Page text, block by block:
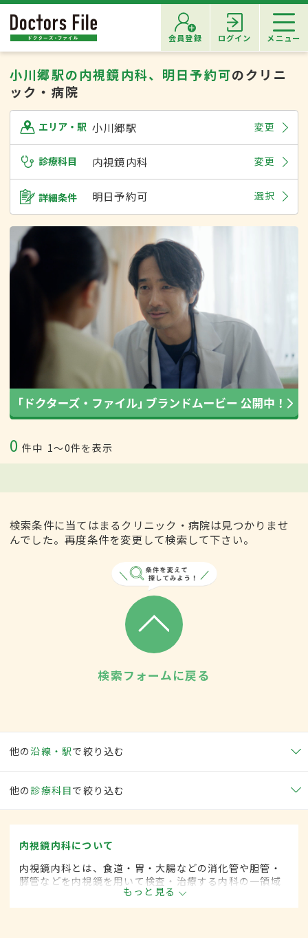
会員登録 ログイン メニュー
小川郷駅の内視鏡内科、明日予約可のクリニ
ック・病院
エリア・駅 小川郷駅 変更
診療科目 内視鏡内科 変更
詳細条件 明日予約可 選択
0 件中 1〜0件を表示
検索条件に当てはまるクリニック・病院は見つかりませ
んでした。再度条件を変更して検索して下さい。
検索フォームに戻る
他の沿線・駅で絞り込む
他の 診療科目で絞り込む
内視鏡内科について
内視鏡内科とは、食道・胃・大腸などの消化管や胆管・
膵管などを内視鏡を用いて検査・治療する内科の一領域
もっと見る